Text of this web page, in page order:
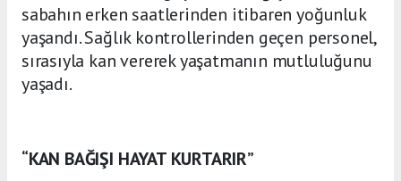
sabahın erken saatlerinden itibaren yoğunluk
yaşandı. Sağlık kontrollerinden geçen personel,
sırasıyla kan vererek yaşatmanın mutluluğunu
yaşadı.
“KAN BAĞIŞI HAYAT KURTARIR”